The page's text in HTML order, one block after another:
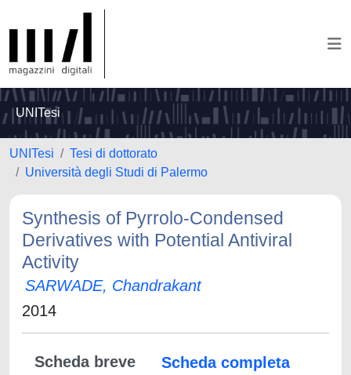
UNITesi
UNITesi
Tesi di dottorato
Università degli Studi di Palermo
Synthesis of Pyrrolo-Condensed
Derivatives with Potential Antiviral
Activity
SARWADE, Chandrakant
2014
Scheda breve
Scheda completa